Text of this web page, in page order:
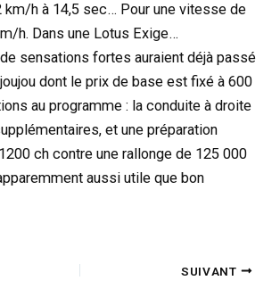
km/h à 14,5 sec… Pour une vitesse de
h. Dans une Lotus Exige…
sensations fortes auraient déjà passé
dont le prix de base est fixé à 600
au programme : la conduite à droite
et une préparation
ch contre une rallonge de 125 000
aussi utile que bon
SUIVANT